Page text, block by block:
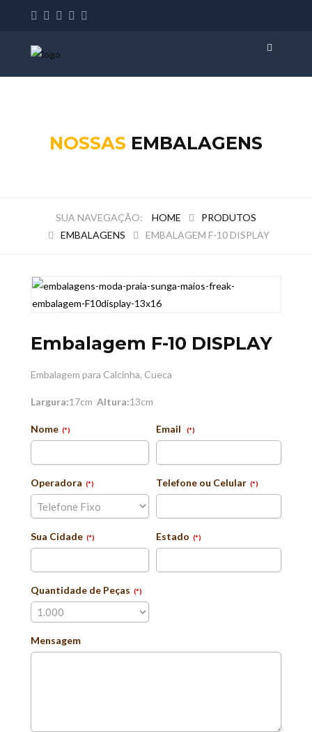
NOSSAS EMBALAGENS
HOME
PRODUTOS
EMBALAGENS
EMBALAGEM F-10 DISPLAY
Embalagem F-10 DISPLAY
Embalagem para Calcinha, Cueca
Largura:17cm Altura:13cm
Nome (*) Email (*)
Operadora (*) Telefone ou Celular (*)
Sua Cidade (*) Estado (*)
Quantidade de Peças (*)
Mensagem